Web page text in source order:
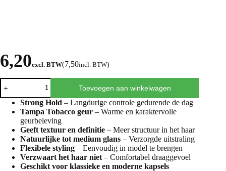
6,20excl. BTW(7,50incl. BTW)
Toevoegen aan winkelwagen
Strong Hold – Langdurige controle gedurende de dag
Tampa Tobacco geur – Warme en karaktervolle
geurbeleving
Geeft textuur en definitie – Meer structuur in het haar
Natuurlijke tot medium glans – Verzorgde uitstraling
Flexibele styling – Eenvoudig in model te brengen
Verzwaart het haar niet – Comfortabel draaggevoel
Geschikt voor klassieke en moderne kapsels